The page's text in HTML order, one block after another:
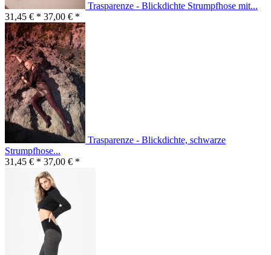
Trasparenze - Blickdichte Strumpfhose mit...
31,45 € * 37,00 € *
Trasparenze - Blickdichte, schwarze
Strumpfhose...
31,45 € * 37,00 € *